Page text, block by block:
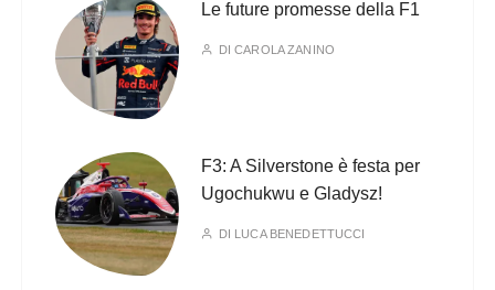
Le future promesse della F1
DICAROLA ZANINO
F3: A Silverstone è festa per
Ugochukwu e Gladysz!
DI LUCA BENEDETTUCCI